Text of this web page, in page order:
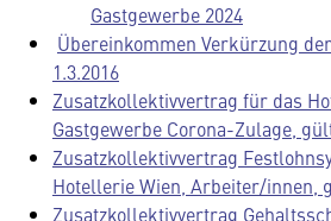
Gastgewerbe 2024
Übereinkommen Verkürzung
1.3.2016
Zusatzkollektivvertrag für das
Gastgewerbe Corona-Zulage,
Zusatzkollektivvertrag
Hotellerie Wien, Arbeiter/innen,
Zusatzkollektivvertrag